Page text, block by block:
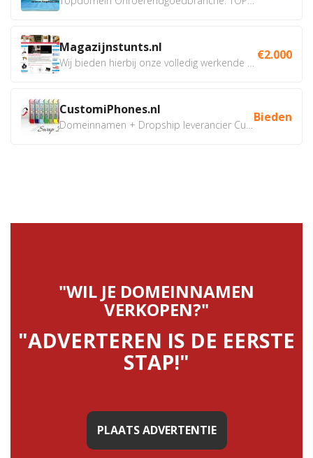
Magazijnstunts.nl €2.000
CustomiPhones.nl Bieden
"WIL JE DOMEINNAMEN
VERKOPEN?"
"ADVERTEREN IS DE EERSTE
STAP!"
PLAATS ADVERTENTIE